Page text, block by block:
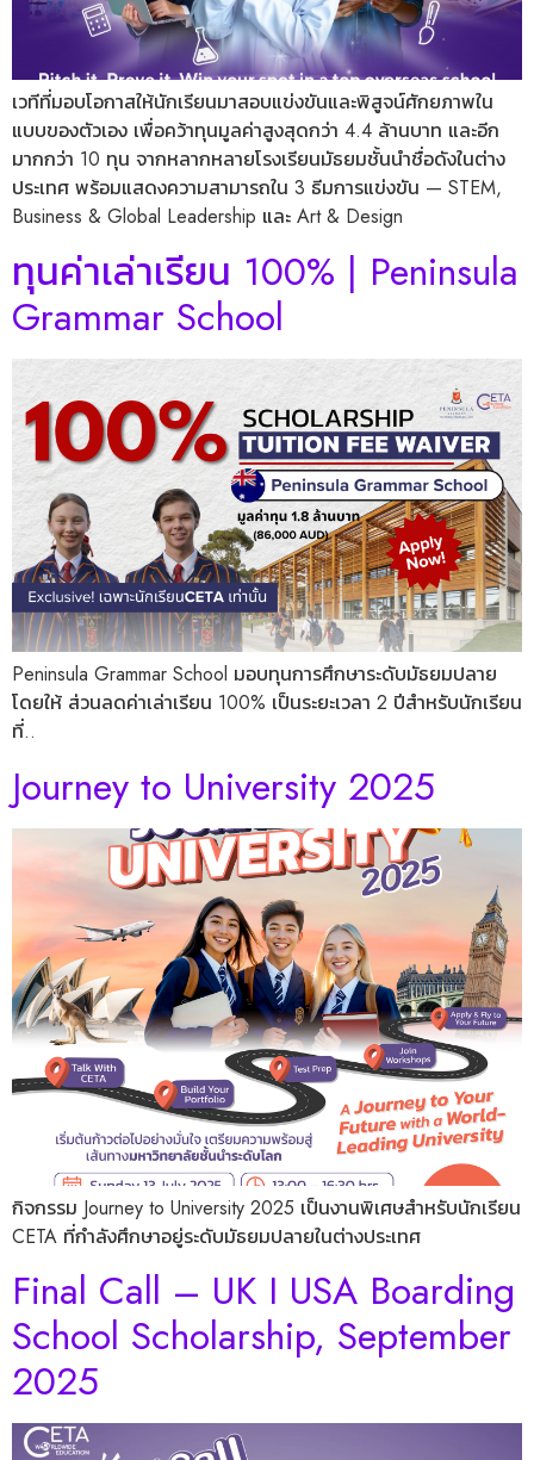
เวทีที่มอบโอกาสให้นักเรียนมาสอบแข่งขันและพิสูจน์ศักยภาพใน
แบบของตัวเอง เพื่อคว้าทุนมูลค่าสูงสุดกว่า 4.4 ล้านบาท และอีก
มากกว่า 10 ทุน จากหลากหลายโรงเรียนมัธยมชั้นนำชื่อดังในต่าง
ประเทศ พร้อมแสดงความสามารถใน 3 ธีมการแข่งขัน — STEM,
Business & Global Leadership และ Art & Design
ทุนค่าเล่าเรียน 100% | Peninsula
Grammar School
Peninsula Grammar School มอบทุนการศึกษาระดับมัธยมปลาย
โดยให้ ส่วนลดค่าเล่าเรียน 100% เป็นระยะเวลา 2 ปีสำหรับนักเรียน
ที่..
Journey to University 2025
กิจกรรม Journey to University 2025 เป็นงานพิเศษสำหรับนักเรียน
CETA ที่กำลังศึกษาอยู่ระดับมัธยมปลายในต่างประเทศ
Final Call – UK I USA Boarding
School Scholarship, September
2025